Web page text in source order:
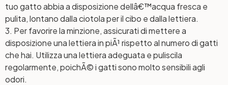
tuo gatto abbia a disposizione dellâ€™acqua fresca e
pulita, lontano dalla ciotola per il cibo e dalla lettiera.
3. Per favorire la minzione, assicurati di mettere a
disposizione una lettiera in piÃ¹ rispetto al numero di gatti
che hai. Utilizza una lettiera adeguata e puliscila
regolarmente, poichÃ© i gatti sono molto sensibili agli
odori.